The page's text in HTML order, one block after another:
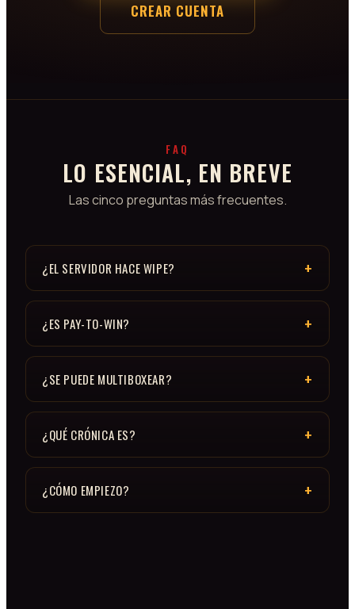
CREAR CUENTA
FAQ
LO ESENCIAL, EN BREVE
Las cinco preguntas más frecuentes.
¿EL SERVIDOR HACE WIPE?
¿ES PAY-TO-WIN?
¿SE PUEDE MULTIBOXEAR?
¿QUÉ CRÓNICA ES?
¿CÓMO EMPIEZO?